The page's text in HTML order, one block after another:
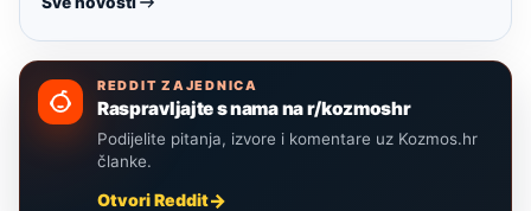
REDDIT ZAJEDNICA
Raspravljajte s nama na r/kozmoshr
Podijelite pitanja, izvore i komentare uz Kozmos.hr
članke.
Otvori Reddit